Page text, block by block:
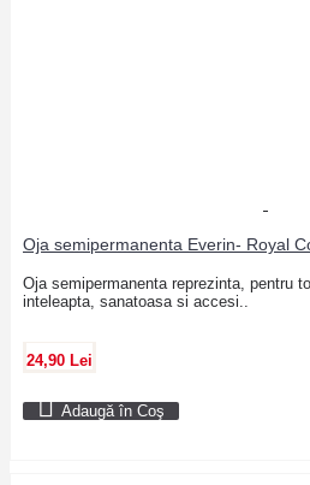
Oja semipermanenta Everin- Royal
Oja semipermanenta reprezinta, pentru
inteleapta, sanatoasa si accesi..
24,90 Lei
Adaugă în Coş